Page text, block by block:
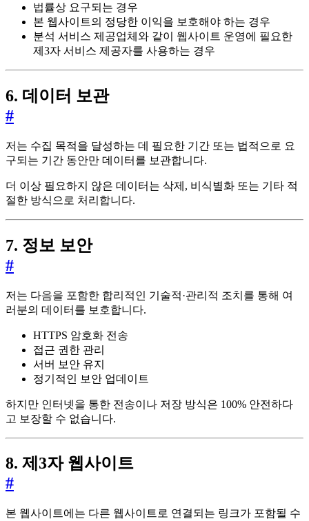
법률상 요구되는 경우
본 웹사이트의 정당한 이익을 보호해야 하는 경우
분석 서비스 제공업체와 같이 웹사이트 운영에 필요한
제3자 서비스 제공자를 사용하는 경우
6. 데이터 보관
#
저는 수집 목적을 달성하는 데 필요한 기간 또는 법적으로 요
구되는 기간 동안만 데이터를 보관합니다.
더 이상 필요하지 않은 데이터는 삭제, 비식별화 또는 기타 적
절한 방식으로 처리합니다.
7. 정보 보안
#
저는 다음을 포함한 합리적인 기술적·관리적 조치를 통해 여
러분의 데이터를 보호합니다.
HTTPS 암호화 전송
접근 권한 관리
서버 보안 유지
정기적인 보안 업데이트
하지만 인터넷을 통한 전송이나 저장 방식은 100% 안전하다
고 보장할 수 없습니다.
8. 제3자 웹사이트
#
본 웹사이트에는 다른 웹사이트로 연결되는 링크가 포함될 수